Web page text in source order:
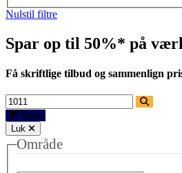
Nulstil filtre
Spar op til 50%* på
Få skriftlige tilbud og sammenlign
Filtre
Luk
Område